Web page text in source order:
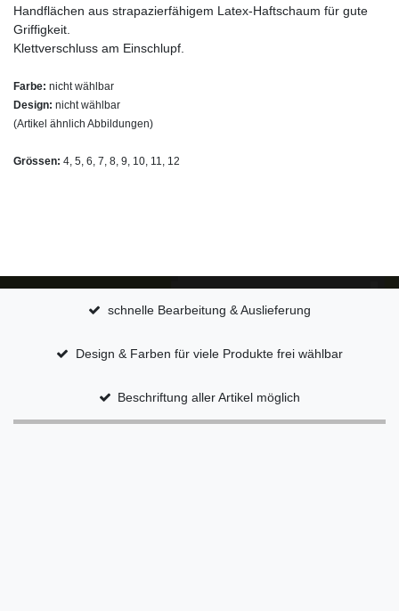
Handflächen aus strapazierfähigem Latex-Haftschaum für gute
Griffigkeit.
Klettverschluss am Einschlupf.
Farbe: nicht wählbar
Design: nicht wählbar
(Artikel ähnlich Abbildungen)
Grössen: 4, 5, 6, 7, 8, 9, 10, 11, 12
schnelle Bearbeitung & Auslieferung
Design & Farben für viele Produkte frei wählbar
Beschriftung aller Artikel möglich